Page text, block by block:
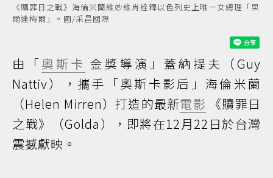
《贖罪日之戰》海倫米蘭維妙維肖詮釋以色列史上唯一女總理「果
爾達梅爾」。圖/采昌國際
由「奧斯卡 金獎導演」蓋納提夫（Guy
Nattiv），攜手「奧斯卡影后」海倫米蘭
（Helen Mirren）打造的最新電影 《贖罪日
之戰》（Golda），即將在12月22日於台灣
震撼獻映。